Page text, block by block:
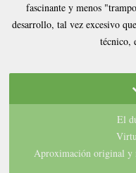
fascinante y menos
desarrollo, tal vez excesivo
técnico,
El
Aproximación original y